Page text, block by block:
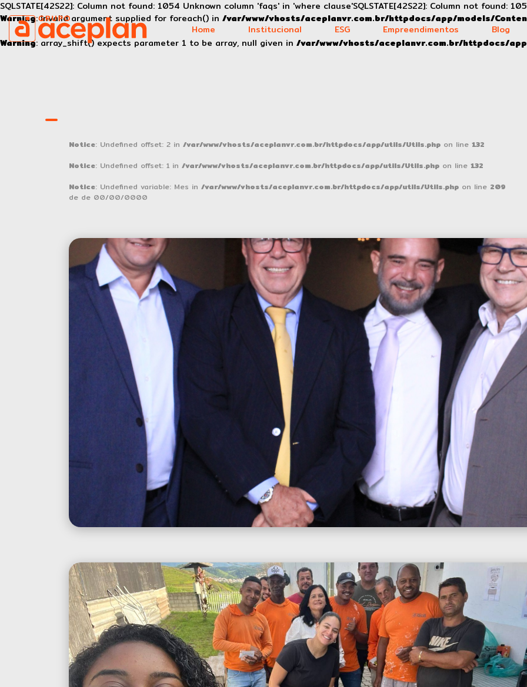
SQLSTATE[42S22]: Column not found: 1054 Unknown column 'faqs' in 'where clause'SQLSTATE[42S22]: Column not found:
Warning: Invalid argument supplied for foreach() in /var/www/vhosts/aceplanvr.com.br/httpdocs/app/models/
Warning: array_shift() expects parameter 1 to be array, null given in /var/www/vhosts/aceplanvr.com.br/httpdocs/
Home Institucional ESG Empreendimentos Blog
ESG
Empreendimentos
Contato
Canal Direto - Denúncias
Sou Cliente
Notice: Undefined offset: 2 in /var/www/vhosts/aceplanvr.com.br/httpdocs/app/utils/Utils.php on line 132
Notice: Undefined offset: 1 in /var/www/vhosts/aceplanvr.com.br/httpdocs/app/utils/Utils.php on line 132
Notice: Undefined variable: Mes in /var/www/vhosts/aceplanvr.com.br/httpdocs/app/utils/Utils.php on line 209
de de 00/00/0000